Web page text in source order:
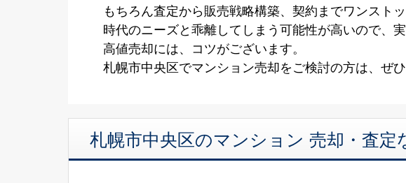
もちろん査定から販売戦略構築、契約までワンスト
時代のニーズと乖離してしまう可能性が高いので、
高値売却には、コツがございます。
札幌市中央区でマンション売却をご検討の方は、ぜ
札幌市中央区のマンション 売却・査